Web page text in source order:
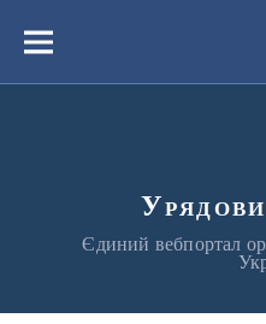
вмістуМеню
Єдиний вебпортал